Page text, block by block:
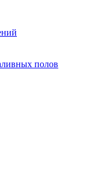
полов